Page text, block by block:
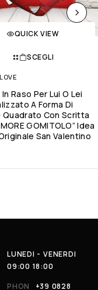
QUICK VIEW
SCEGLI
Raso Per Lui O Lei
A Forma Di
Quadrato Con Scritta
GOMITOLO” Idea
San Valentino
LUNEDI - VENERDI
09:00 18:00
PHON
+39 0828